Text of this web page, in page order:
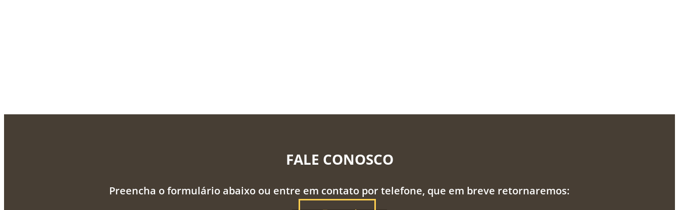
FALE CONOSCO
Preencha o formulário abaixo ou entre em contato por telefone, que em breve retornaremos: